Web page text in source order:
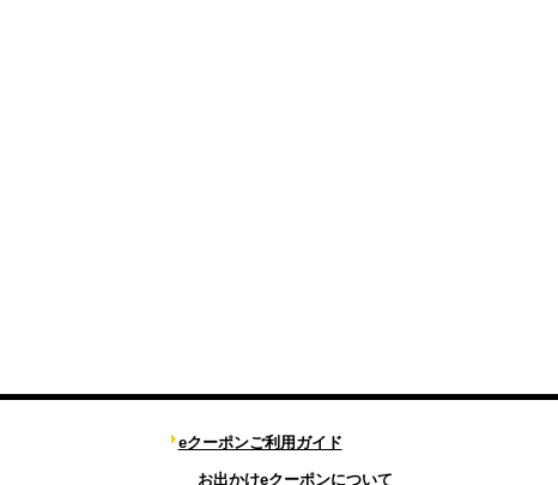
eクーポンご利用ガイド
お出かけeクーポンについて